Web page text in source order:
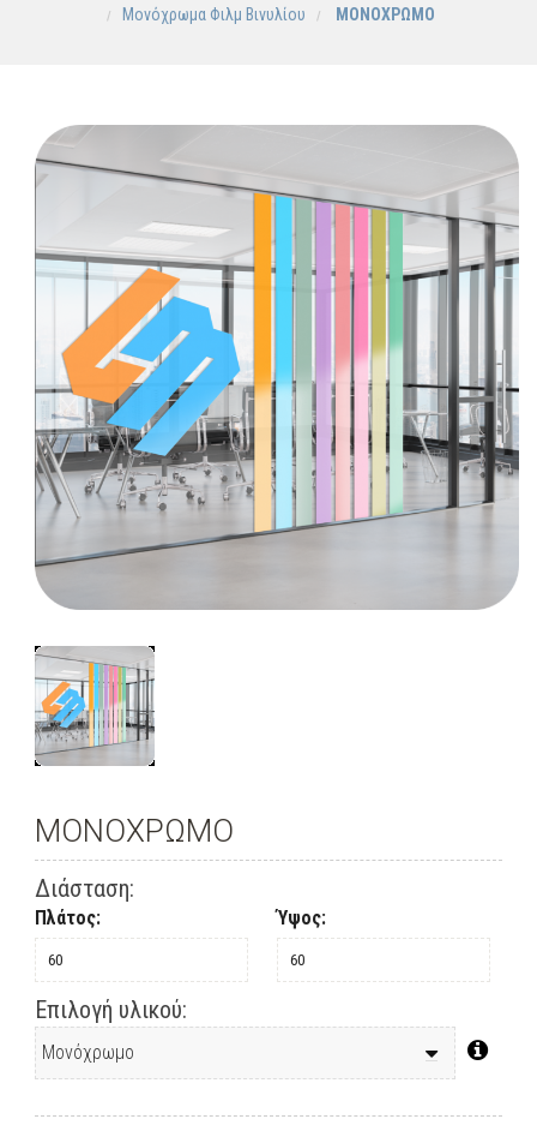
Μονόχρωμα Φιλμ Βινυλίου
ΜΟΝΟΧΡΩΜΟ
ΜΟΝΟΧΡΩΜΟ
Διάσταση:
Πλάτος: Ύψος:
Επιλογή υλικού: